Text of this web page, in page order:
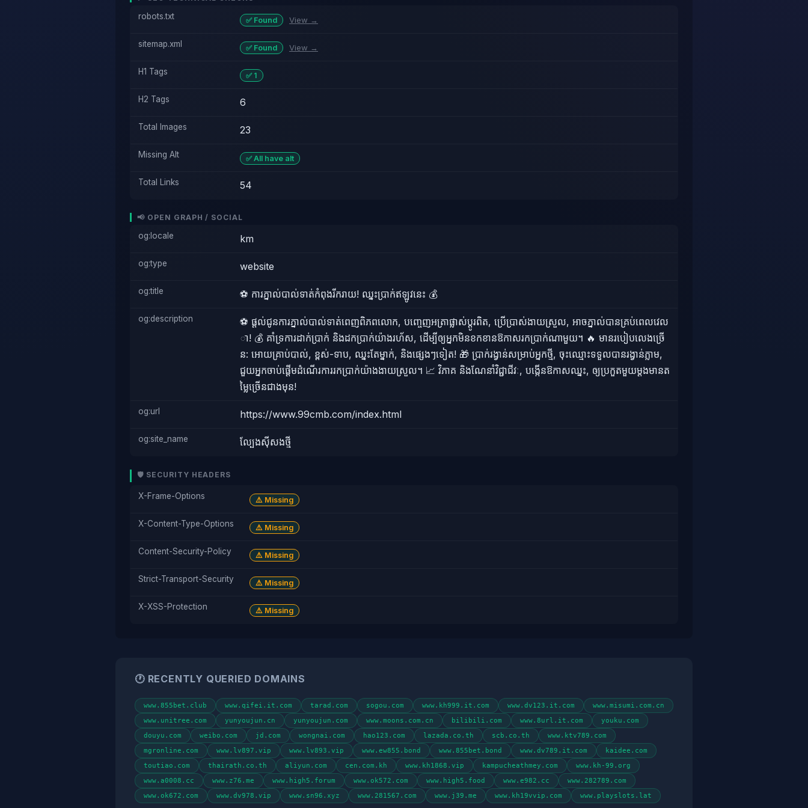
robots.txt ✅ Found View →
sitemap.xml ✅ Found View →
H1 Tags ✅ 1
H2 Tags 6
Total Images 23
Missing Alt ✅ All have alt
Total Links 54
📢 OPEN GRAPH / SOCIAL
og:locale km
og:type website
og:title ⚽️ ការភ្នាល់បាល់ទាត់កំពុងរីករាយ! ឈ្នះប្រាក់ឥឡូវនេះ 💰
og:description
⚽️ ផ្ដល់ជូនការភ្នាល់បាល់ទាត់ពេញពិភពលោក, បញ្ចេញអត្រាផ្លាស់ប្តូរពិត, ប្រើប្រាស់ងាយស្រួល, អាចភ្នាល់បានគ្រប់ពេលវេល
ា! 💰 គាំទ្រការដាក់ប្រាក់ និងដកប្រាក់យ៉ាងរហ័ស, ដើម្បីឲ្យអ្នកមិនខកខានឱកាសរកប្រាក់ណាមួយ។ 🔥 មានរបៀបលេងច្រើ
ន: អោយគ្រាប់បាល់, ខ្ពស់-ទាប, ឈ្នះតែម្នាក់, និងផ្សេងៗទៀត! 🎁 ប្រាក់រង្វាន់សម្រាប់អ្នកថ្មី, ចុះឈ្មោះទទួលបានរង្វាន់ភ្លាម,
ជួយអ្នកចាប់ផ្ដើមដំណើរការរកប្រាក់យ៉ាងងាយស្រួល។ 📈 វិភាគ និងណែនាំវិជ្ជាជីវៈ, បង្កើនឱកាសឈ្នះ, ឲ្យប្រកួតមួយម្តងមានត
ម្លៃច្រើនជាងមុន!
og:url https://www.99cmb.com/index.html
og:site_name ល្បែងស៊ីសងថ្មី
🛡️ SECURITY HEADERS
X-Frame-Options ⚠️ Missing
X-Content-Type-Options ⚠️ Missing
Content-Security-Policy ⚠️ Missing
Strict-Transport-Security ⚠️ Missing
X-XSS-Protection ⚠️ Missing
🕐 RECENTLY QUERIED DOMAINS
www.855bet.club www.qifei.it.com tarad.com sogou.com www.kh999.it.com www.dv123.it.com
www.misumi.com.cn
www.unitree.com
yunyoujun.cn yunyoujun.com www.moons.com.cn bilibili.com www.8url.it.com
youku.com
douyu.com
weibo.com jd.com wongnai.com hao123.com lazada.co.th scb.co.th
www.ktv789.com
mgronline.com
www.lv897.vip www.lv893.vip www.ew855.bond www.855bet.bond www.dv789.it.com
kaidee.com
toutiao.com
thairath.co.th aliyun.com cen.com.kh www.kh1868.vip kampucheathmey.com
www.kh-99.org
www.a0008.cc
www.z76.me www.high5.forum www.ok572.com www.high5.food www.e982.cc
www.282789.com
www.ok672.com
www.dv978.vip www.sn96.xyz www.281567.com www.j39.me www.kh19vvip.com www.playslots.lat